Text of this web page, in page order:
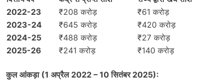
2022-23
₹208 करोड़
₹61 करोड़
2023-24
₹645 करोड़
₹420 करोड़
2024-25
₹488 करोड़
₹27 करोड़
2025-26
₹241 करोड़ ₹140 करोड़
कुल आंकड़ा (1 अप्रैल 2022 – 10सितंबर 2025):